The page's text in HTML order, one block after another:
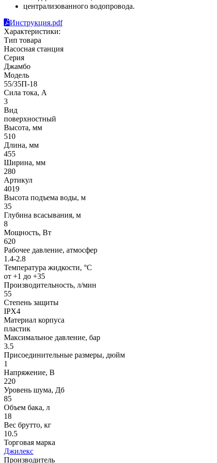
централизованного водопровода.
Инструкция.pdf
Характеристики:
Тип товара
Насосная станция
Серия
Джамбо
Модель
55/35П-18
Сила тока, А
3
Вид
поверхностный
Высота, мм
510
Длина, мм
455
Ширина, мм
280
Артикул
4019
Высота подъема воды, м
35
Глубина всасывания, м
8
Мощность, Вт
620
Рабочее давление, атмосфер
1.4-2.8
Температура жидкости, °С
от +1 до +35
Производительность, л/мин
55
Степень защиты
IPX4
Материал корпуса
пластик
Максимальное давление, бар
3.5
Присоединительные размеры, дюйм
1
Напряжение, В
220
Уровень шума, Дб
85
Объем бака, л
18
Вес брутто, кг
10.5
Торговая марка
Джилекс
Производитель